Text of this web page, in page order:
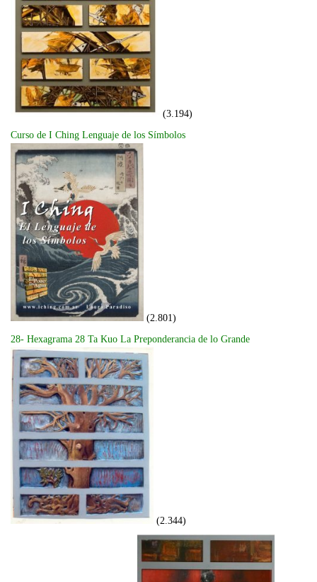
(3.194)
Curso de I Ching Lenguaje de los Símbolos
(2.801)
28- Hexagrama 28 Ta Kuo La Preponderancia de lo Grande
(2.344)